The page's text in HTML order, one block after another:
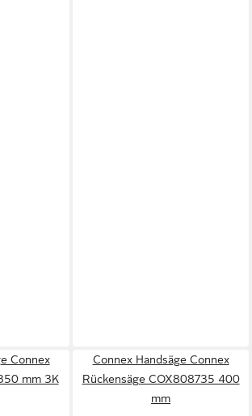
Connex
mm 3K
Connex Handsäge Connex
Rückensäge COX808735 400
mm